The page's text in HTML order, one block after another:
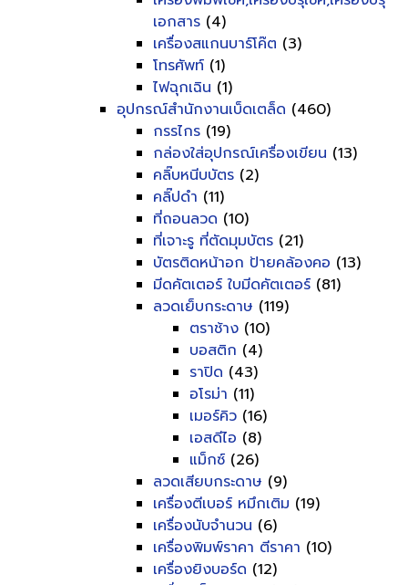
เอกสาร (4)
เครื่องสแกนบาร์โค๊ต (3)
โทรศัพท์ (1)
ไฟฉุกเฉิน (1)
อุปกรณ์สำนักงานเบ็ดเตล็ด (460)
กรรไกร (19)
กล่องใส่อุปกรณ์เครื่องเขียน (13)
คลิ๊บหนีบบัตร (2)
คลิ๊ปดำ (11)
ที่ถอนลวด (10)
ที่เจาะรู ที่ตัดมุมบัตร (21)
บัตรติดหน้าอก ป้ายคล้องคอ (13)
มีดคัตเตอร์ ใบมีดคัตเตอร์ (81)
ลวดเย็บกระดาษ (119)
ตราช้าง (10)
บอสติก (4)
ราปิด (43)
อโรม่า (11)
เมอร์คิว (16)
เอสดีไอ (8)
แม็กซ์ (26)
ลวดเสียบกระดาษ (9)
เครื่องตีเบอร์ หมึกเติม (19)
เครื่องนับจำนวน (6)
เครื่องพิมพ์ราคา ตีราคา (10)
เครื่องยิงบอร์ด (12)